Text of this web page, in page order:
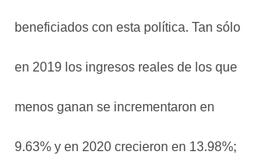
beneficiados con esta política. Tan sólo
en 2019 los ingresos reales de los que
menos ganan se incrementaron en
9.63% y en 2020 crecieron en 13.98%;